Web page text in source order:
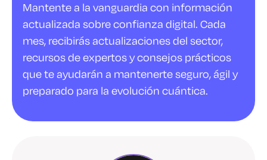
Mantente a la vanguardia con información
actualizada sobre confianza digital. Cada
mes, recibirás actualizaciones del sector,
recursos de expertos y consejos prácticos
que te ayudarán a mantenerte seguro, ágil y
preparado para la evolución cuántica.